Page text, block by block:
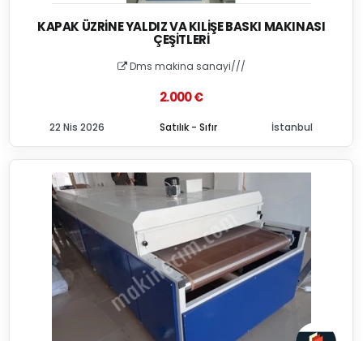
KAPAK ÜZRINE YALDIZ VA KILIŞE BASKI MAKINASI
ÇEŞITLERI
Dms makina sanayi///
2.000 €
Satılık - Sıfır
22 Nis 2026 İstanbul